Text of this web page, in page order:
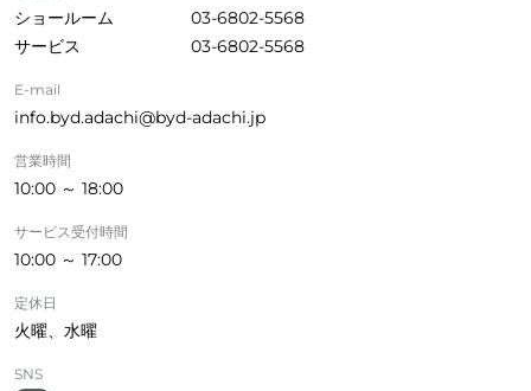
ショールーム
03-6802-5568
サービス
03-6802-5568
E-mail
info.byd.adachi@byd-adachi.jp
営業時間
10:00 ～ 18:00
サービス受付時間
10:00 ～ 17:00
定休日
火曜、水曜
SNS